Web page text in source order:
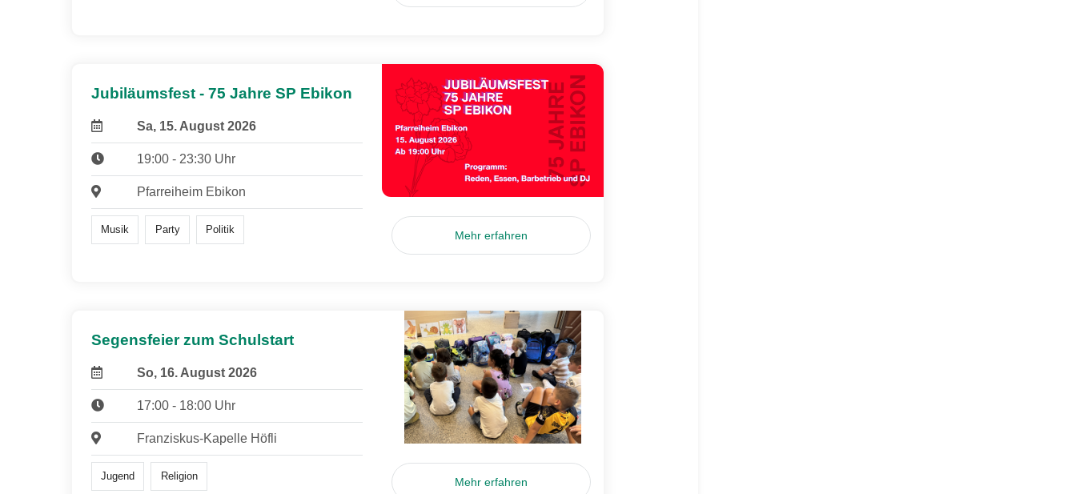
Jubiläumsfest - 75 Jahre SP Ebikon
Sa, 15. August 2026
19:00 - 23:30 Uhr
Pfarreiheim Ebikon
Musik Party Politik Mehr erfahren
Segensfeier zum Schulstart
So, 16. August 2026
17:00 - 18:00 Uhr
Franziskus-Kapelle Höfli
Jugend Religion Mehr erfahren